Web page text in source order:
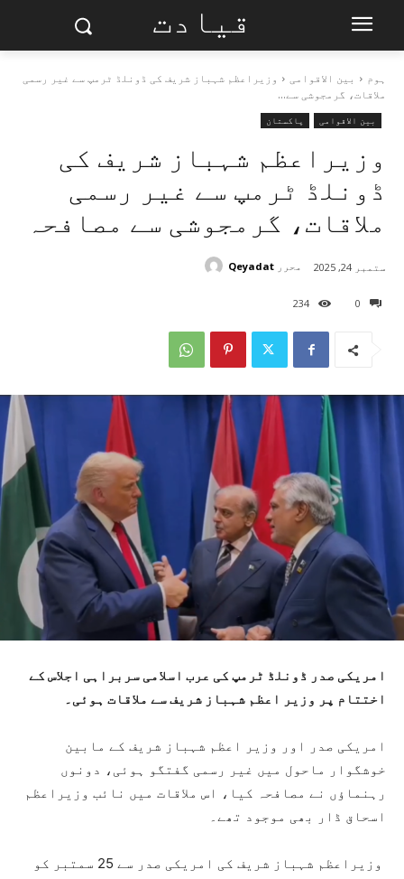
قیادت
ہوم بین الاقوامی
وزیراعظم شہباز شریف کی ڈونلڈ ٹرمپ سے غیر رسمی
ملاقات، گرمجوشی سے...
بین الاقوامی پاکستان
وزیراعظم شہباز شریف کی
ڈونلڈ ٹرمپ سے غیر رسمی
ملاقات، گرمجوشی سے مصافحہ
0
234
ستمبر 24, 2025 محرر Qeyadat
امریکی صدر ڈونلڈ ٹرمپ کی عرب اسلامی سربراہی اجلاس کے
اختتام پر وزیر اعظم شہباز شریف سے ملاقات ہوئی۔
امریکی صدر اور وزیر اعظم شہباز شریف کے مابین
خوشگوار ماحول میں غیر رسمی گفتگو ہوئی، دونوں
رہنماؤں نے مصافحہ کیا، اس ملاقات میں نائب وزیراعظم
اسحاق ڈار بھی موجود تھے۔
وزیراعظم شہباز شریف کی امریکی صدر سے 25 سمتبر کو